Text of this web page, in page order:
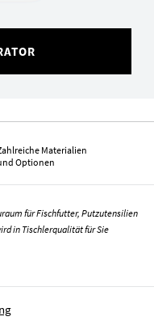
Materialien
Optionen
für Fischfutter, Putzutensilien
in Tischlerqualität für Sie